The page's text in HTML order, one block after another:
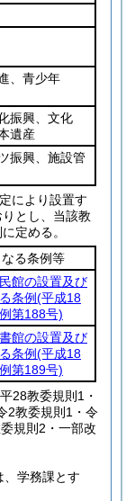
、青少年
振興、文化
遺産
振興、施設管
により設置す
とし、当該教
定める。
る条例等
館の設置及び
条例(平成18
第188号)
館の設置及び
条例(平成18
第189号)
28教委規則1・
2教委規則1・令
規則2・一部改
、学務課とす